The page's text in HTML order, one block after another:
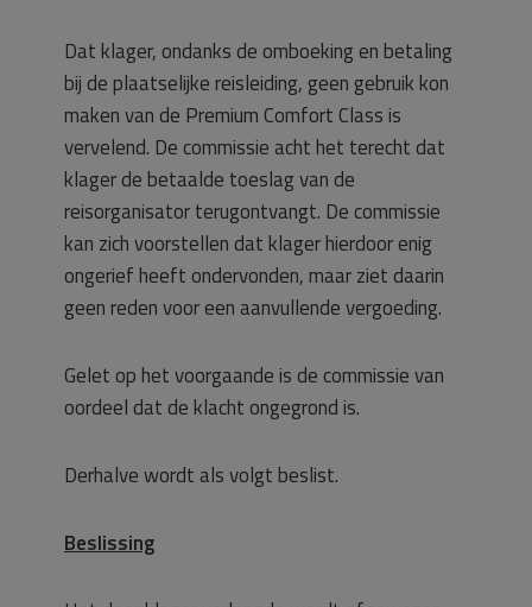
Dat klager, ondanks de omboeking en betaling
bij de plaatselijke reisleiding, geen gebruik kon
maken van de Premium Comfort Class is
vervelend. De commissie acht het terecht dat
klager de betaalde toeslag van de
reisorganisator terugontvangt. De commissie
kan zich voorstellen dat klager hierdoor enig
ongerief heeft ondervonden, maar ziet daarin
geen reden voor een aanvullende vergoeding.
Gelet op het voorgaande is de commissie van
oordeel dat de klacht ongegrond is.
Derhalve wordt als volgt beslist.
Beslissing